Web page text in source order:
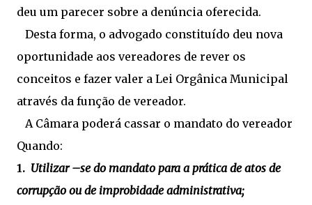
deu um parecer sobre a denúncia oferecida.
Desta forma, o advogado constituído deu nova
oportunidade aos vereadores de rever os
conceitos e fazer valer a Lei Orgânica Municipal
através da função de vereador.
A Câmara poderá cassar o mandato do vereador
Quando:
1. Utilizar –se do mandato para a prática de atos de
corrupção ou de improbidade administrativa;